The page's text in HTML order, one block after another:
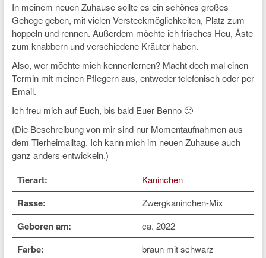
In meinem neuen Zuhause sollte es ein schönes großes
Gehege geben, mit vielen Versteckmöglichkeiten, Platz zum
hoppeln und rennen. Außerdem möchte ich frisches Heu, Äste
zum knabbern und verschiedene Kräuter haben.
Also, wer möchte mich kennenlernen? Macht doch mal einen
Termin mit meinen Pflegern aus, entweder telefonisch oder per
Email.
Ich freu mich auf Euch, bis bald Euer Benno 🙂
(Die Beschreibung von mir sind nur Momentaufnahmen aus
dem Tierheimalltag. Ich kann mich im neuen Zuhause auch
ganz anders entwickeln.)
Tierart: Kaninchen
Rasse: Zwergkaninchen-Mix
Geboren am: ca. 2022
Farbe: braun mit schwarz